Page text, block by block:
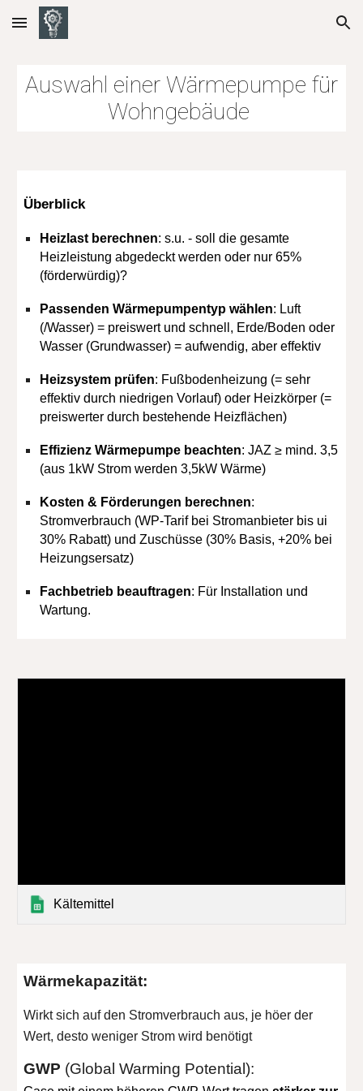
Skip to main content Skip to navigation
Auswahl einer Wärmepumpe für
Wohngebäude
Überblick
Heizlast berechnen: s.u. - soll die gesamte
Heizleistung abgedeckt werden oder nur 65%
(förderwürdig)?
Passenden Wärmepumpentyp wählen: Luft
(/Wasser) = preiswert und schnell, Erde/Boden oder
Wasser (Grundwasser) = aufwendig, aber effektiv
Heizsystem prüfen: Fußbodenheizung (= sehr
effektiv durch niedrigen Vorlauf) oder Heizkörper (=
preiswerter durch bestehende Heizflächen)
Effizienz Wärmepumpe beachten: JAZ ≥ mind. 3,5
(aus 1kW Strom werden 3,5kW Wärme)
Kosten & Förderungen berechnen:
Stromverbrauch (WP-Tarif bei Stromanbieter bis ui
30% Rabatt) und Zuschüsse (30% Basis, +20% bei
Heizungsersatz)
Fachbetrieb beauftragen: Für Installation und
Wartung.
Kältemittel
Wärmekapazität:
Wirkt sich auf den Stromverbrauch aus, je höer der
Wert, desto weniger Strom wird benötigt
GWP (Global Warming Potential):